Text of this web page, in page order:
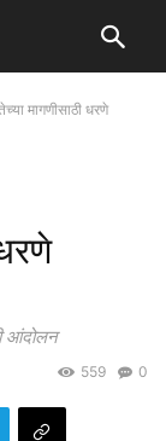
मागणीसाठी धरणे
आंदोलन
0
559